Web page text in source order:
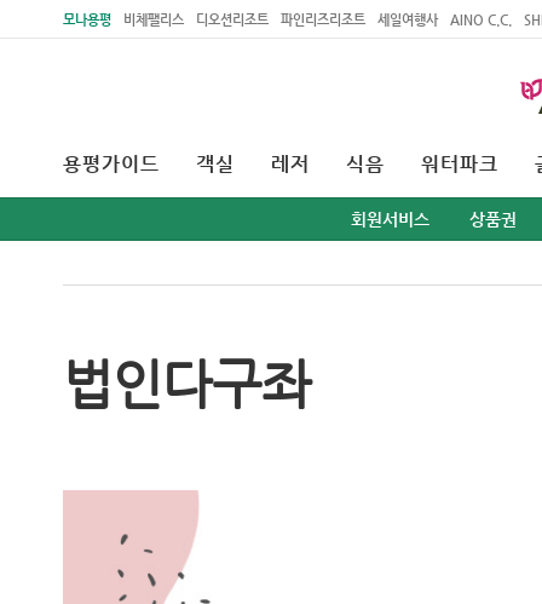
모나용평 비체팰리스 디오션리조트 파인리즈리조트 세일여행사 AINO C.C.
용평가이드 객실 레저 식음 워터파크
회원서비스 상품권
법인다구좌